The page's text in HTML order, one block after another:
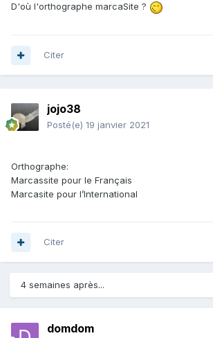
D'où l'orthographe marcaSite ?
Citer
jojo38
Posté(e) 19 janvier 2021
Orthographe:
Marcassite pour le Français
Marcasite pour l’International
Citer
4 semaines après...
domdom